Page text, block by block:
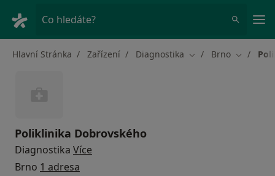
Co hledáte?
Hlavní Stránka Zařízení Diagnostika Změna města
Brno Změna
Poliklinika Dobrovského
Diagnostika Více
Brno 1 adresa